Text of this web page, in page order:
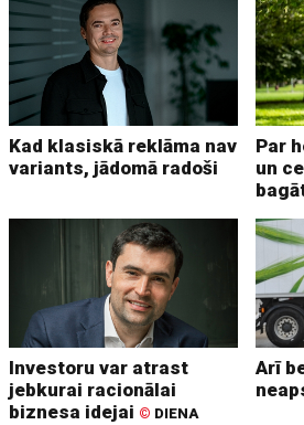
Kad klasiskā reklāma nav
variants, jādomā radoši
Par
un
Investoru var atrast
jebkurai racionālai
biznesa idejai © DIENA
Arī